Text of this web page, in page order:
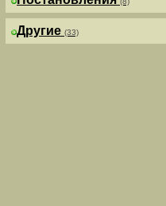
Другие (33)